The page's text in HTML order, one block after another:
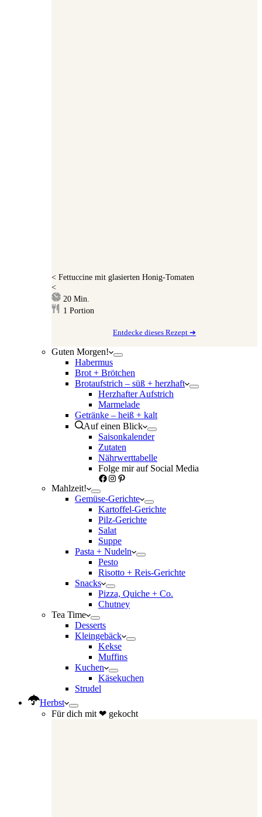
< Fettuccine mit glasierten Honig-Tomaten
<
20Minuten
Min.
1 Portion
Entdecke dieses Rezept ➔
Guten Morgen!
Habermus
Brot + Brötchen
Brotaufstrich – süß + herzhaft
Herzhafter Aufstrich
Marmelade
Getränke – heiß + kalt
Auf einen Blick
Saisonkalender
Zutaten
Nährwerttabelle
Folge mir auf Social Media
Facebook
Instagram
Pinterest
Mahlzeit!
Gemüse-Gerichte
Kartoffel-Gerichte
Pilz-Gerichte
Salat
Suppe
Pasta + Nudeln
Pesto
Risotto + Reis-Gerichte
Snacks
Pizza, Quiche + Co.
Chutney
Tea Time
Desserts
Kleingebäck
Kekse
Muffins
Kuchen
Käsekuchen
Strudel
Herbst
Für dich mit ❤ gekocht